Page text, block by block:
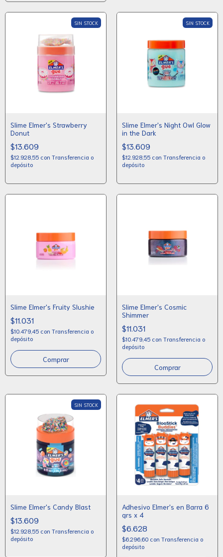
SIN STOCK
Slime Elmer's Strawberry
Donut
$13.609
$12.928,55 con Transferencia o
depósito
SIN STOCK
Slime Elmer's Night Owl Glow
in the Dark
$13.609
$12.928,55 con Transferencia o
depósito
Slime Elmer's Fruity Slushie
$11.031
$10.479,45 con Transferencia o
depósito
Slime Elmer's Cosmic
Shimmer
$11.031
$10.479,45 con Transferencia o
depósito
SIN STOCK
Slime Elmer's Candy Blast
$13.609
$12.928,55 con Transferencia o
depósito
Adhesivo Elmer's en Barra 6
grs x 4
$6.628
$6.296,60 con Transferencia o
depósito